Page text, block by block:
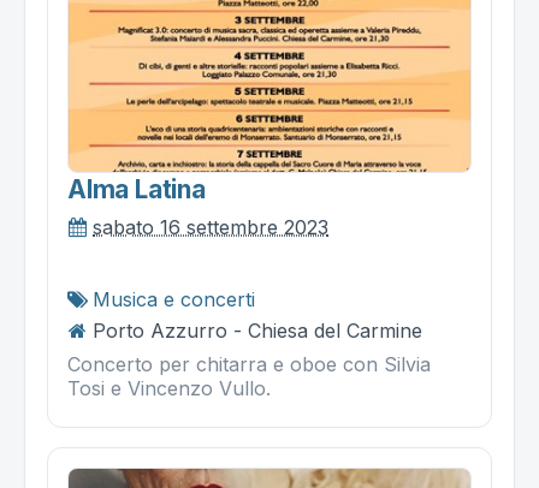
Alma Latina
sabato 16 settembre 2023
Musica e concerti
Porto Azzurro - Chiesa del Carmine
Concerto per chitarra e oboe con Silvia
Tosi e Vincenzo Vullo.